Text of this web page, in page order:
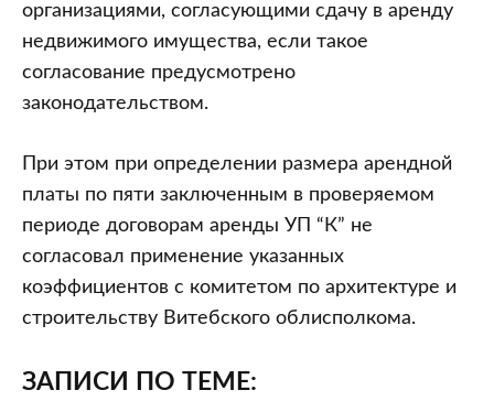
организациями, согласующими сдачу в аренду
недвижимого имущества, если такое
согласование предусмотрено
законодательством.
При этом при определении размера арендной
платы по пяти заключенным в проверяемом
периоде договорам аренды УП “К” не
согласовал применение указанных
коэффициентов с комитетом по архитектуре и
строительству Витебского облисполкома.
ЗАПИСИ ПО ТЕМЕ: